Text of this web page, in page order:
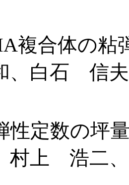
複合体の粘
、白石 信
性定数の坪
村上 浩二